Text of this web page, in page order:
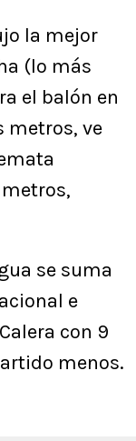
la mejor
(lo más
el balón en
metros, ve
se suma
e
con 9
menos.